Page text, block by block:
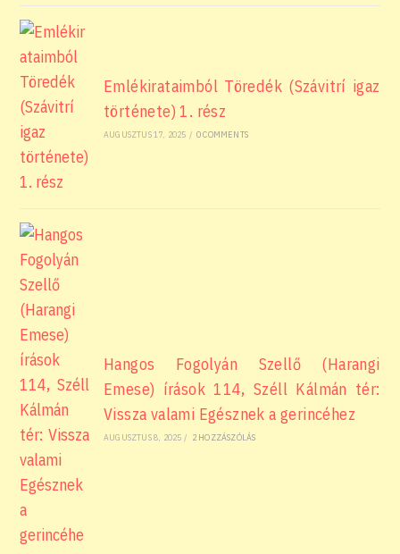
Emlékirataimból Töredék (Szávitrí igaz
története) 1. rész
AUGUSZTUS 17, 2025 / 0 COMMENTS
Hangos Fogolyán Szellő (Harangi
Emese) írások 114, Széll Kálmán tér:
Vissza valami Egésznek a gerincéhez
AUGUSZTUS 8, 2025 / 2 HOZZÁSZÓLÁS